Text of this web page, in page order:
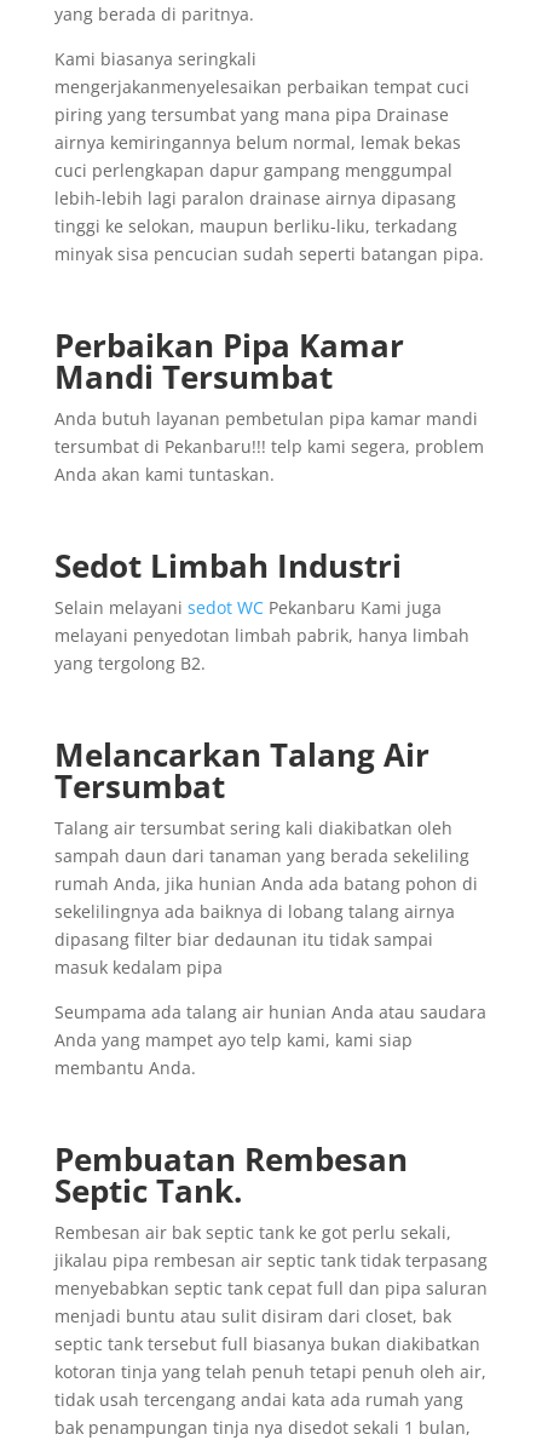
yang berada di paritnya.
Kami biasanya seringkali
mengerjakanmenyelesaikan perbaikan tempat cuci
piring yang tersumbat yang mana pipa Drainase
airnya kemiringannya belum normal, lemak bekas
cuci perlengkapan dapur gampang menggumpal
lebih-lebih lagi paralon drainase airnya dipasang
tinggi ke selokan, maupun berliku-liku, terkadang
minyak sisa pencucian sudah seperti batangan pipa.
Perbaikan Pipa Kamar
Mandi Tersumbat
Anda butuh layanan pembetulan pipa kamar mandi
tersumbat di Pekanbaru!!! telp kami segera, problem
Anda akan kami tuntaskan.
Sedot Limbah Industri
Selain melayani sedot WCPekanbaru Kami juga
melayani penyedotan limbah pabrik, hanya limbah
yang tergolong B2.
Melancarkan Talang Air
Tersumbat
Talang air tersumbat sering kali diakibatkan oleh
sampah daun dari tanaman yang berada sekeliling
rumah Anda, jika hunian Anda ada batang pohon di
sekelilingnya ada baiknya di lobang talang airnya
dipasang filter biar dedaunan itu tidak sampai
masuk kedalam pipa
Seumpama ada talang air hunian Anda atau saudara
Anda yang mampet ayo telp kami, kami siap
membantu Anda.
Pembuatan Rembesan
Septic Tank.
Rembesan air bak septic tank ke got perlu sekali,
jikalau pipa rembesan air septic tank tidak terpasang
menyebabkan septic tank cepat full dan pipa saluran
menjadi buntu atau sulit disiram dari closet, bak
septic tank tersebut full biasanya bukan diakibatkan
kotoran tinja yang telah penuh tetapi penuh oleh air,
tidak usah tercengang andai kata ada rumah yang
bak penampungan tinja nya disedot sekali 1 bulan,